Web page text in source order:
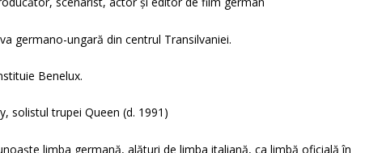
germano-ungară din centrul Transilvaniei.
Benelux.
solistul trupei Queen (d. 1991)
limba germană, alături de limba italiană, ca limbă oficială în